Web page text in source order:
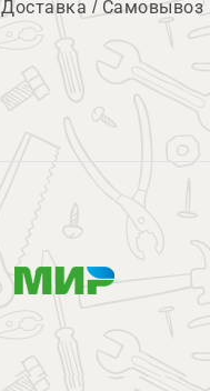
Доставка / Самовывоз